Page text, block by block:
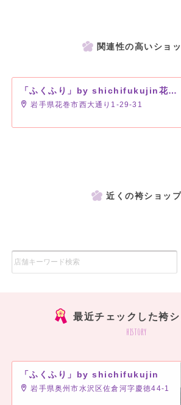
関連性の高いショ
「ふくふり」by shichifukujin花巻店
岩手県花巻市西大通り1-29-31
近くの袴ショップ
最近チェックした袴
history
「ふくふり」by shichifukujin
岩手県奥州市水沢区佐倉河字慶徳44-1